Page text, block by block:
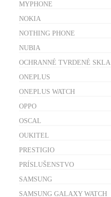
MYPHONE
NOKIA
NOTHING PHONE
NUBIA
OCHRANNÉ TVRDENÉ SKLA
ONEPLUS
ONEPLUS WATCH
OPPO
OSCAL
OUKITEL
PRESTIGIO
PRÍSLUŠENSTVO
SAMSUNG
SAMSUNG GALAXY WATCH